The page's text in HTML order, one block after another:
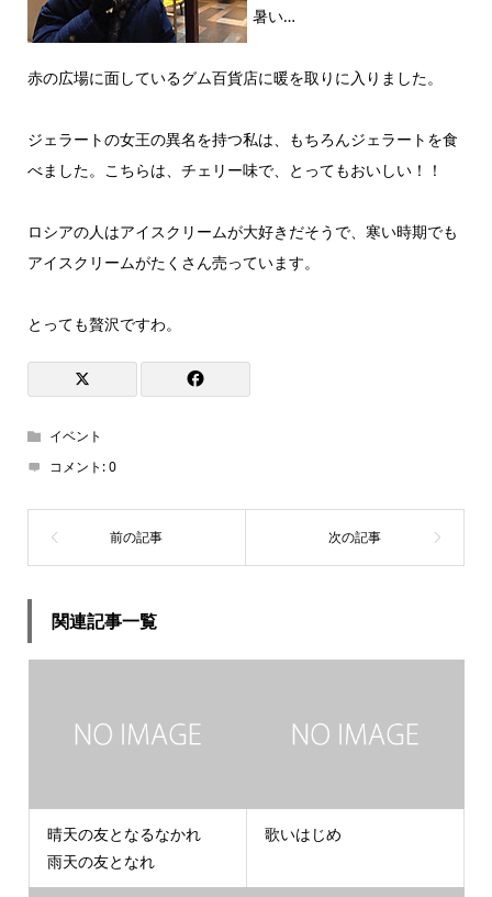
暑い…
赤の広場に面しているグム百貨店に暖を取りに入りました。
ジェラートの女王の異名を持つ私は、もちろんジェラートを食
べました。こちらは、チェリー味で、とってもおいしい！！
ロシアの人はアイスクリームが大好きだそうで、寒い時期でも
アイスクリームがたくさん売っています。
とっても贅沢ですわ。
イベント
コメント:0
関連記事一覧
晴天の友となるなかれ
雨天の友となれ
歌いはじめ